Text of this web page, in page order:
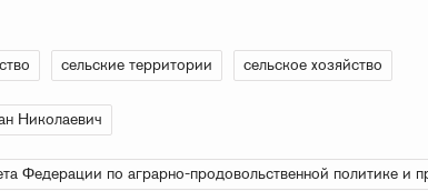
сельские территории сельское хозяйство
Николаевич
Федерации по аграрно-продовольственной политике и